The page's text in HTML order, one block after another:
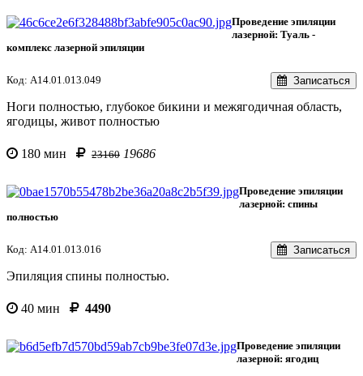
Проведение эпиляции
лазерной: Туаль -
комплекс лазерной эпиляции
Код: A14.01.013.049 Записаться
Ноги полностью, глубокое бикини и межягодичная область,
ягодицы, живот полностью
180 мин 23160 19686
Проведение эпиляции
лазерной: спины
полностью
Код: A14.01.013.016 Записаться
Эпиляция спины полностью.
40 мин 4490
Проведение эпиляции
лазерной: ягодиц